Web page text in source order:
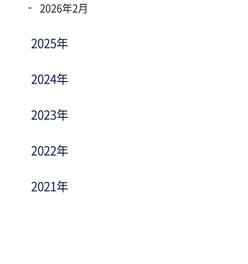
2026年2月
2025年
2024年
2023年
2022年
2021年